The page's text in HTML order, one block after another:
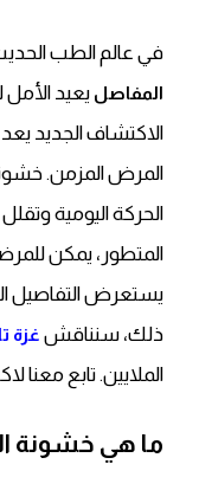
في عالم الطب
المفاصل يعيد الأمل
الاكتشاف الجديد
المرض المزمن.
الحركة اليومية
المتطور، يمكن
يستعرض التفاصيل
ذلك، سنناقش غزة
الملايين. تابع معنا
ما هي خشونة